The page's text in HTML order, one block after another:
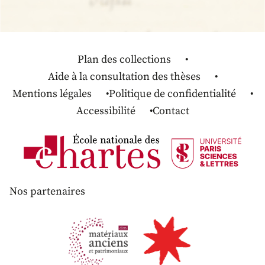
Plan des collections
Aide à la consultation des thèses
Mentions légales
Politique de confidentialité
Accessibilité
Contact
Nos partenaires